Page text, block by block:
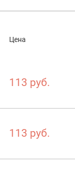
Цена
113 руб.
113 руб.